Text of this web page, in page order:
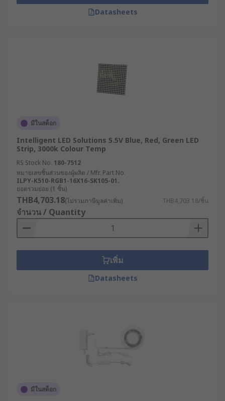
Datasheets
มีในสต็อก
Intelligent LED Solutions 5.5V Blue, Red, Green LED
Strip, 3000k Colour Temp
RS Stock No. 180-7512
หมายเลขชิ้นส่วนของผู้ผลิต / Mfr. Part No.
ILPY-K510-RGB1-16X16-SK105-01.
ยอดรวมย่อย (1 ชิ้น)
THB4,703.18(ไม่รวมภาษีมูลค่าเพิ่ม) THB4,703.18/ชิ้น
จำนวน / Quantity
เพิ่ม
Datasheets
มีในสต็อก